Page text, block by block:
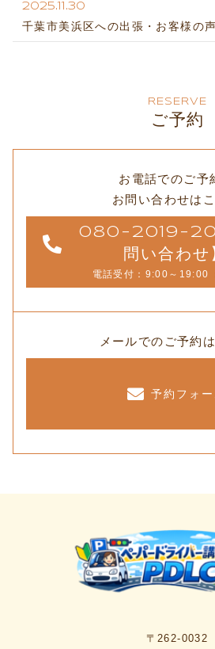
2025.11.30
千葉市美浜区への出張・お客様の声
RESERVE
ご予約
お電話でのご予
お問い合わせは
080-2019-
問い合わせ
電話受付：9:00～19:00
メールでのご予約
予約フォー
〒262-0032